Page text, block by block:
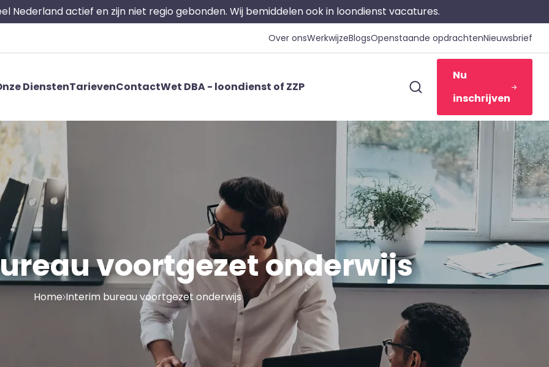
Nederland actief en zijn niet regio gebonden. Wij bemiddelen ook in loondienst vacatures.
Over onsWerkwijzeBlogsOpenstaande opdrachtenNieuwsbrief
DienstenTarievenContactWet DBA - loondienst of ZZP
Nu
inschrijven
voortgezet onderwijs
Home Interim bureau voortgezet onderwijs